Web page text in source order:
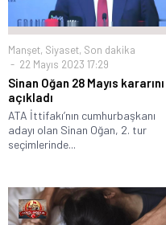
Manşet, Siyaset, Son dakika
22 Mayıs 2023 17:29
Sinan Oğan 28 Mayıs kararını
açıkladı
ATA İttifakı’nın cumhurbaşkanı
adayı olan Sinan Oğan, 2. tur
seçimlerinde...